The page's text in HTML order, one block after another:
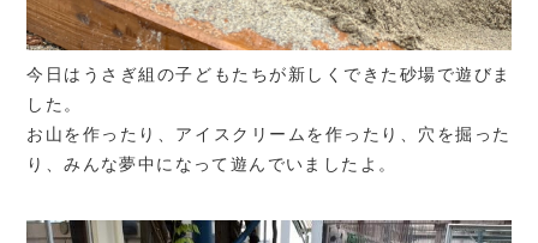
今日はうさぎ組の子どもたちが新しくできた砂場で遊びま
した。
お山を作ったり、アイスクリームを作ったり、穴を掘った
り、みんな夢中になって遊んでいましたよ。